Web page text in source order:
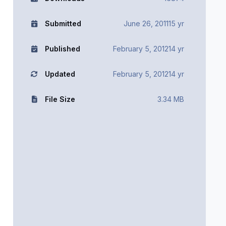
Submitted June 26, 201115 yr
Published February 5, 201214 yr
Updated February 5, 201214 yr
File Size 3.34 MB